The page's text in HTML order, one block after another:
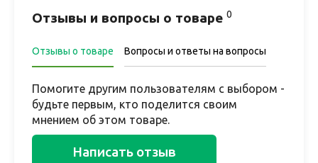
Отзывы и вопросы о товаре 0
Отзывы о товаре Вопросы и ответы на вопросы
Помогите другим пользователям с выбором -
будьте первым, кто поделится своим
мнением об этом товаре.
Написать отзыв